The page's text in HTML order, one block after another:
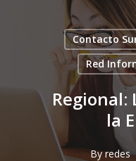
Contacto
Red
Regional:
la
By redes